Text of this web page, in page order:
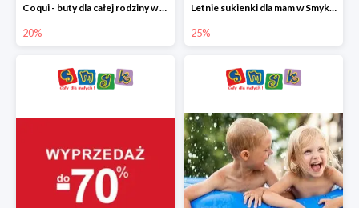
Coqui - buty dla całej rodziny w Smyku do -20%
20%
Letnie sukienki dla mam w Smyku do -25%
25%